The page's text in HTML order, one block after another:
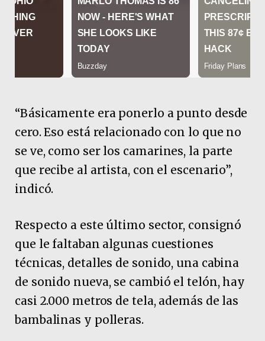
“Básicamente era ponerlo a punto desde
cero. Eso está relacionado con lo que no
se ve, como ser los camarines, la parte
que recibe al artista, con el escenario”,
indicó.
Respecto a este último sector, consignó
que le faltaban algunas cuestiones
técnicas, detalles de sonido, una cabina
de sonido nueva, se cambió el telón, hay
casi 2.000 metros de tela, además de las
bambalinas y polleras.